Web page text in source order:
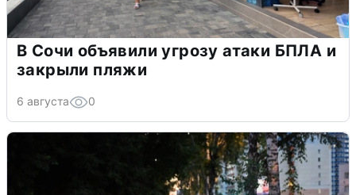
В Сочи объявили угрозу атаки БПЛА и
закрыли пляжи
6 августа 0